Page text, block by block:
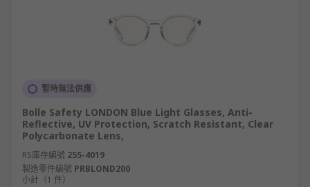
暫時無法供應
Bolle Safety LONDON Blue Light Glasses, Anti-
Reflective, UV Protection, Scratch Resistant, Clear
Polycarbonate Lens,
RS庫存編號 255-4019
製造零件編號 PRBLOND200
小計（1 件）